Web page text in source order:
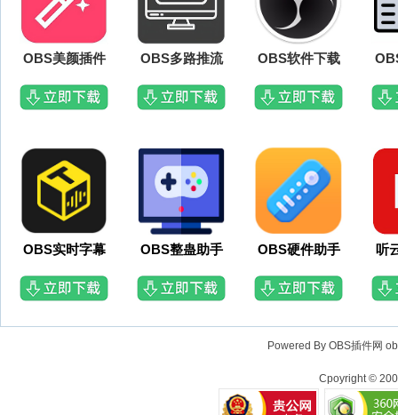
OBS美颜插件 OBS多路推流 OBS软件下载
OBS实时字幕 OBS整蛊助手 OBS硬件助手 听
Powered By OBS插件网
Cpoyright ©